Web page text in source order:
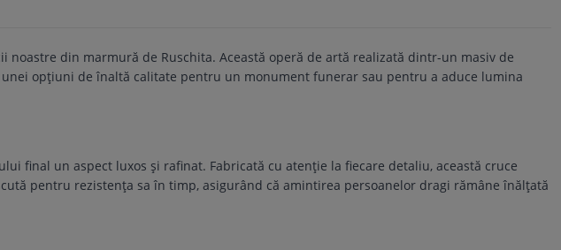
din marmură de Ruschita. Această operă de artă realizată dintr-un masiv de
opțiuni de înaltă calitate pentru un monument funerar sau pentru a aduce lumina
final un aspect luxos și rafinat. Fabricată cu atenție la fiecare detaliu, această cruce
pentru rezistența sa în timp, asigurând că amintirea persoanelor dragi rămâne înălțată